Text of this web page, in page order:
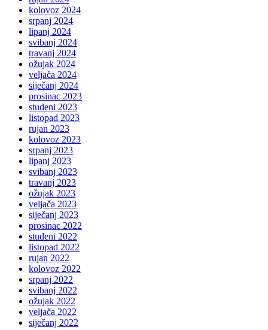
kolovoz 2024
srpanj 2024
lipanj 2024
svibanj 2024
travanj 2024
ožujak 2024
veljača 2024
siječanj 2024
prosinac 2023
studeni 2023
listopad 2023
rujan 2023
kolovoz 2023
srpanj 2023
lipanj 2023
svibanj 2023
travanj 2023
ožujak 2023
veljača 2023
siječanj 2023
prosinac 2022
studeni 2022
listopad 2022
rujan 2022
kolovoz 2022
srpanj 2022
svibanj 2022
ožujak 2022
veljača 2022
siječanj 2022